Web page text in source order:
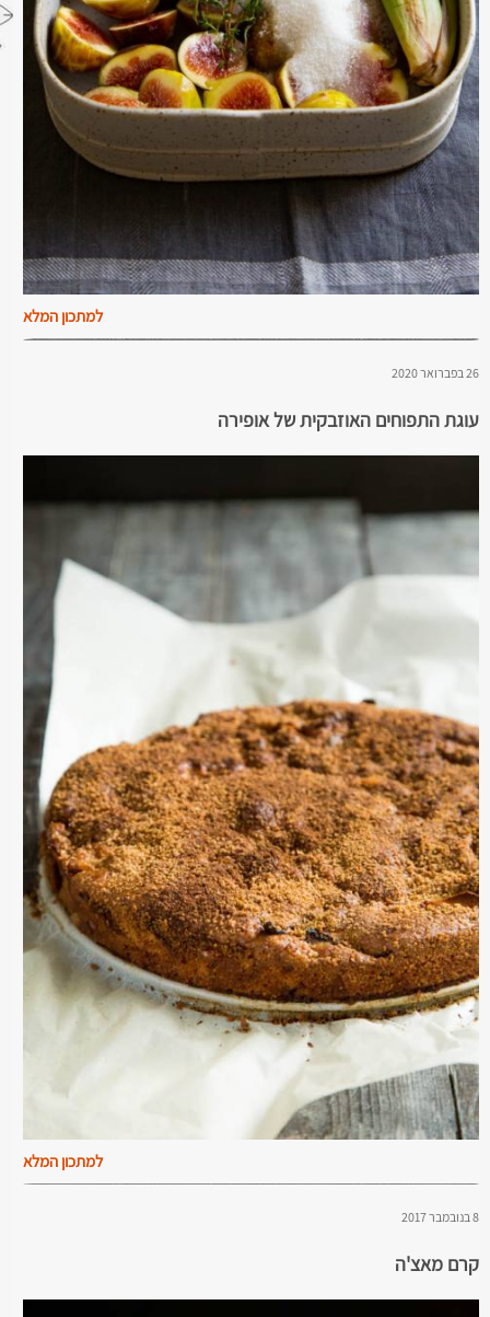
למתכון המלא
26 בפברואר 2020
עוגת התפוחים האוזבקית של אופירה
למתכון המלא
8 בנובמבר 2017
קרם מאצ'ה